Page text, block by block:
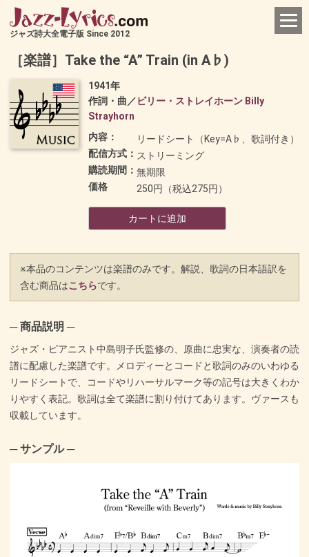
ジャズ詩大全電子版 Since 2012
［楽譜］Take the “A” Train (in A♭)
1941年
作詞・曲／ビリー・ストレイホーン Billy
Strayhorn
内容：
リードシート（Key=A♭、歌詞付き）
配信方式： ストリーミング
購読期間： 無期限
価格
250円（税込275円）
カートに追加
※本品のコンテンツは楽譜のみです。解説、歌詞の日本語訳を
含む商品はこちらです。
─ 商品説明 ─
ジャズ・ピアニスト中島明子氏監修の、原曲に忠実な、演奏者の読
譜に配慮した楽譜です。メロディーとコードと歌詞のみのいわゆる
リードシートで、コードやリハーサルマーク等の記号は大きくわか
りやすく表記。歌詞は全て楽譜に割り付けてあります。ヴァースも
収載しています。
─ サンプル ─